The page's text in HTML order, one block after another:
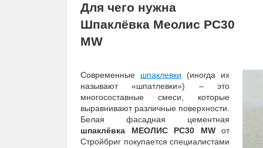
Для чего нужна
Шпаклёвка Меолис PC30
MW
Современные шпаклевки (иногда их
называют «шпатлевки») – это
многосоставные смеси, которые
выравнивают различные поверхности.
Белая фасадная цементная
шпаклёвка МЕОЛИС PC30 MW от
Стройбриг покупается специалистами